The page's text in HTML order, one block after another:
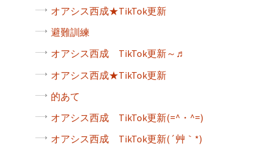
オアシス西成★TikTok更新
避難訓練
オアシス西成 TikTok更新～♬
オアシス西成★TikTok更新
的あて
オアシス西成 TikTok更新(=^・^=)
オアシス西成 TikTok更新(´艸｀*)